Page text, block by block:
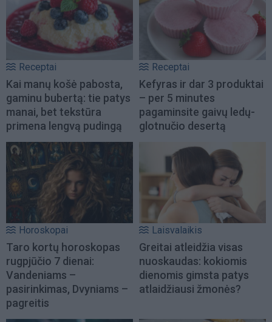
Receptai
Kai manų košė pabosta,
gaminu bubertą: tie patys
manai, bet tekstūra
primena lengvą pudingą
Receptai
Kefyras ir dar 3 produktai
– per 5 minutes
pagaminsite gaivų ledų-
glotnučio desertą
Horoskopai
Taro kortų horoskopas
rugpjūčio 7 dienai:
Vandeniams –
pasirinkimas, Dvyniams –
pagreitis
Laisvalaikis
Greitai atleidžia visas
nuoskaudas: kokiomis
dienomis gimsta patys
atlaidžiausi žmonės?